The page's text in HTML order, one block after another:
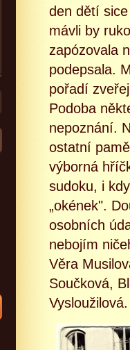
den dětí
mávli by
zapózovala
podepsala.
pořadí
Podoba
nepoznání.
ostatní
výborná
sudoku, i
„okének".
osobních
nebojím
Věra
Součková,
Vysloužilová.